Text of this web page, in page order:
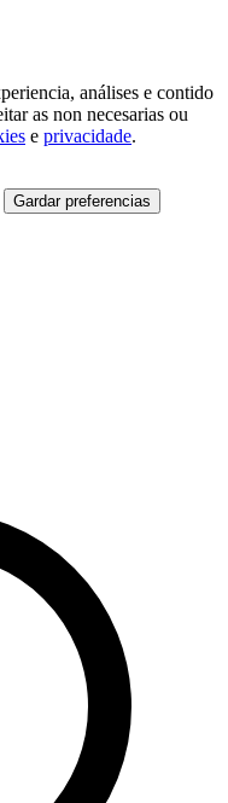
análises e contido
as non necesarias ou
e privacidade.
Gardar preferencias